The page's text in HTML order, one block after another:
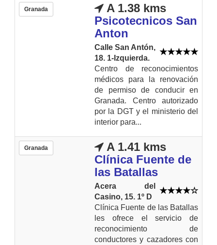
Granada
A 1.38 kms
Psicotecnicos San
Anton
Calle San Antón,
18. 1-Izquierda.
Centro de reconocimientos
médicos para la renovación
de permiso de conducir en
Granada. Centro autorizado
por la DGT y el ministerio del
interior para...
Granada
A 1.41 kms
Clínica Fuente de
las Batallas
Acera del
Casino, 15. 1º D
Clínica Fuente de las Batallas
les ofrece el servicio de
reconocimiento de
conductores y cazadores con